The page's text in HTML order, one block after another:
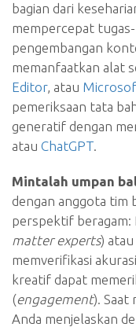
bagian dari
mempercepat
pengembangan
memanfaatkan alat
Editor, atau
pemeriksaan tata
generatif dengan
atau ChatGPT.
Mintalah umpan
dengan anggota tim
perspektif beragam:
matter experts)
memverifikasi
kreatif dapat
(engagement). Saat
Anda menjelaskan